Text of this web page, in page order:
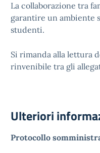
La collaborazione tra
garantire un ambiente
studenti.
Si rimanda alla lettura
rinvenibile tra gli
Ulteriori
Protocollo